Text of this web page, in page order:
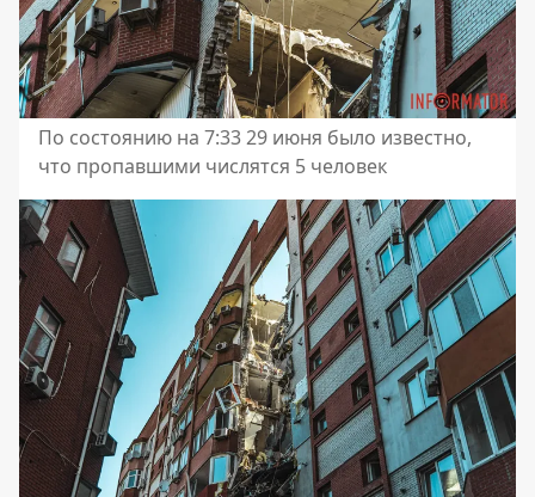
По состоянию на 7:33 29 июня было известно,
что пропавшими числятся 5 человек